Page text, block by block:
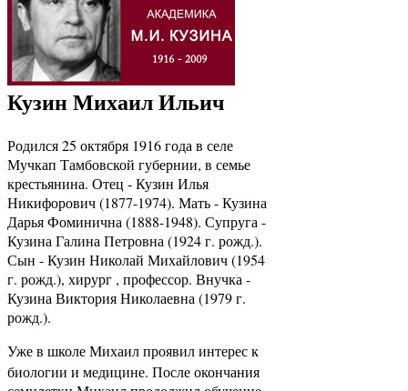
Кузин Михаил Ильич
Родился 25 октября 1916 года в селе
Мучкап Тамбовской губернии, в семье
крестьянина. Отец - Кузин Илья
Никифорович (1877-1974). Мать - Кузина
Дарья Фоминична (1888-1948). Супруга -
Кузина Галина Петровна (1924 г. рожд.).
Сын - Кузин Николай Михайлович (1954
г. рожд.), хирург , профессор. Внучка -
Кузина Виктория Николаевна (1979 г.
рожд.).
Уже в школе Михаил проявил интерес к
биологии и медицине. После окончания